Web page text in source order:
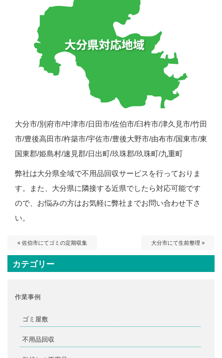
大分市/別府市/中津市/日田市/佐伯市/臼杵市/津久見市/竹田
市/豊後高田市/杵築市/宇佐市/豊後大野市/由布市/国東市/東
国東郡/姫島村/速見郡/日出町/玖珠郡/玖珠町/九重町
弊社は大分県全域で不用品回収サービスを行っておりま
す。また、大分県に隣接する近県でしたら対応可能です
ので、お悩みの方はお気軽に弊社までお問い合わせ下さ
い。
« 佐伯市にてゴミの定期収集 大分市にて生前整理 »
カテゴリー
作業事例
ゴミ屋敷
不用品回収